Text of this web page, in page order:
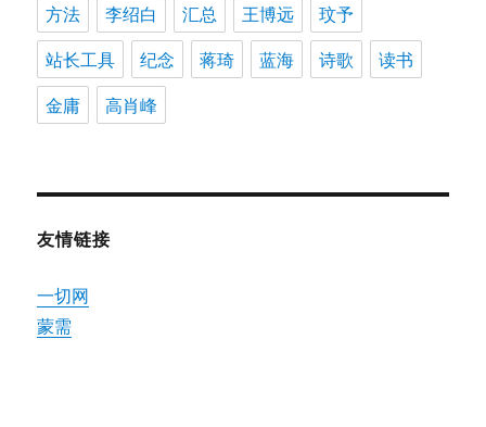
方法
李绍白 汇总 王博远
玟予
站长工具
纪念 蒋琦 蓝海 诗歌
读书
金庸
高肖峰
友情链接
一切网
蒙需